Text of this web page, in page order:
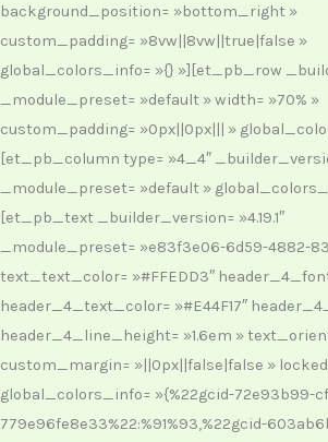
background_position= »bottom_right »
custom_padding= »8vw||8vw||true|false »
global_colors_info= »{} »][et_pb_row
_module_preset= »default » width= »70% »
custom_padding= »0px||0px||| »
[et_pb_column type= »4_4″
_module_preset= »default »
[et_pb_text _builder_version= »4.19.1″
_module_preset= »e83f3e06-6d59-4882-
text_text_color= »#FFEDD3″
header_4_text_color= »#E44F17″
header_4_line_height= »1.6em »
custom_margin= »||0px||false|false »
global_colors_info= »{%22gcid-72e93b99-
779e96fe8e33%22:%91%93,%22gcid-